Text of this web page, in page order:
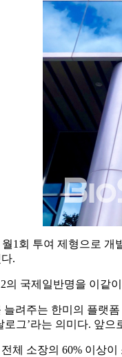
1회 투여 제형으로
.
국제일반명을 이같
늘려주는 한미의 플
그’라는 의미다. 앞
체 소장의 60% 이상